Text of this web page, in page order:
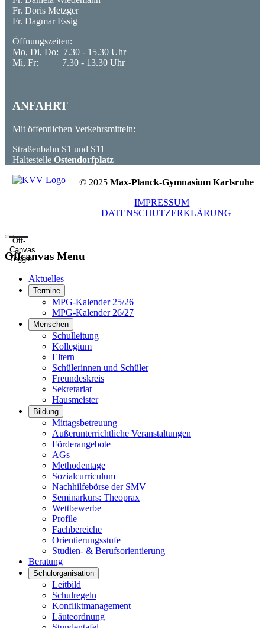
Fr. Doris Metzger
Fr. Dagmar Essig
Öffnungszeiten:
Mo, Di, Do: 7.30 - 15.30 Uhr
Mi, Fr: 7.30 - 13.30 Uhr
ANFAHRT
Mit öffentlichen Verkehrsmitteln:
Straßenbahn S1 und S11
Haltestelle Ostendorfplatz
© 2025 Max-Planck-Gymnasium Karlsruhe
IMPRESSUM |
DATENSCHUTZERKLÄRUNG
Off-
Canvas
Toggle
Offcanvas Menu
Aktuelles
Termine
MPG-Kalender 25/26
MPG-Kalender 26/27
Menschen
Schulleitung
Kollegium
Eltern
Schülerinnen und Schüler
Freundeskreis
Sekretariat
Hausmeister
Bildung
Mittagsbetreuung
Außerunterrichtliche Veranstaltungen
Förderangebote
AGs
Methodentage
Sozialcurriculum
Nachhilfebörse der SMV
Seminarkurs: Theoprax
Wettbewerbe
Profile
Fachbereiche
Orientierungsstufe
Studien- & Berufsorientierung
Beratung
Schulorganisation
Leitbild
Schulregeln
Konfliktmanagement
Läuteordnung